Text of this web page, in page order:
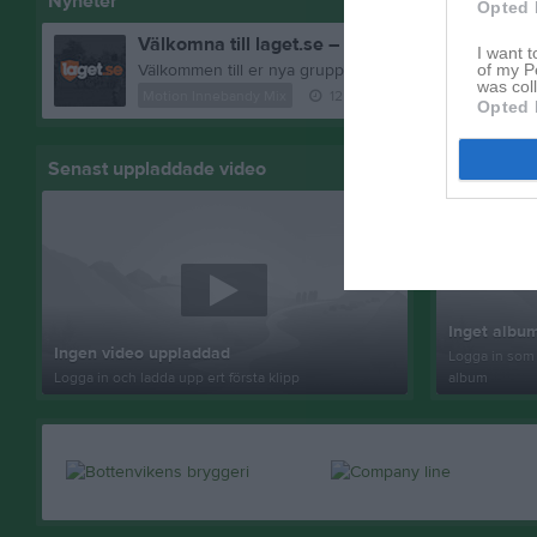
Opted
I want
of my
was
Opted
Välkomna till laget.se – Här finns viktig
Senast uppladdade video
Ingen video uppladdad
Logga in och ladda upp ert första klipp
Senast
Inget
Logga in
album